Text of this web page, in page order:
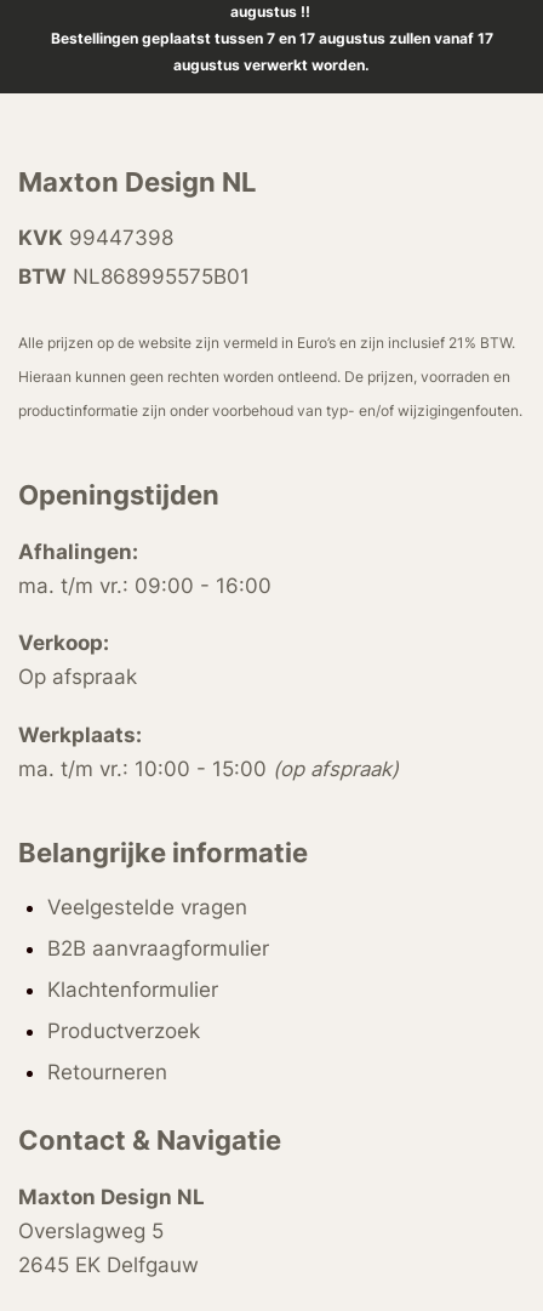
augustus !!
Bestellingen geplaatst tussen 7 en 17 augustus zullen vanaf 17
augustus verwerkt worden.
Maxton Design NL
KVK 99447398
BTW NL868995575B01
Alle prijzen op de website zijn vermeld in Euro’s en zijn inclusief 21% BTW.
Hieraan kunnen geen rechten worden ontleend. De prijzen, voorraden en
productinformatie zijn onder voorbehoud van typ- en/of wijzigingenfouten.
Openingstijden
Afhalingen:
ma. t/m vr.: 09:00 - 16:00
Verkoop:
Op afspraak
Werkplaats:
ma. t/m vr.: 10:00 - 15:00 (op afspraak)
Belangrijke informatie
Veelgestelde vragen
B2B aanvraagformulier
Klachtenformulier
Productverzoek
Retourneren
Contact & Navigatie
Maxton Design NL
Overslagweg 5
2645 EK Delfgauw